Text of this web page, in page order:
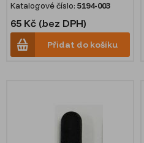
Katalogové číslo: 5194-003
65 Kč (bez DPH)
Přidat do košíku